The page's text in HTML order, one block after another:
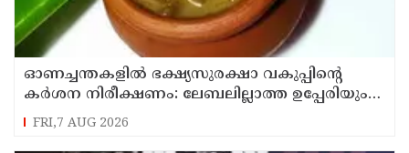
ഓണച്ചന്തകളിൽ ഭക്ഷ്യസുരക്ഷാ വകുപ്പിന്റെ
കർശന നിരീക്ഷണം: ലേബലില്ലാത്ത ഉപ്പേരിയും
സുരക്ഷിതമല്ലാത്ത പായസവും പിടികൂടും
FRI,7 AUG 2026